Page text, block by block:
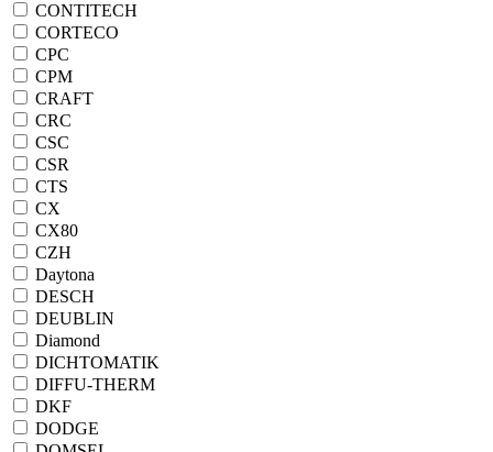
CONTITECH
CORTECO
CPC
CPM
CRAFT
CRC
CSC
CSR
CTS
CX
CX80
CZH
Daytona
DESCH
DEUBLIN
Diamond
DICHTOMATIK
DIFFU-THERM
DKF
DODGE